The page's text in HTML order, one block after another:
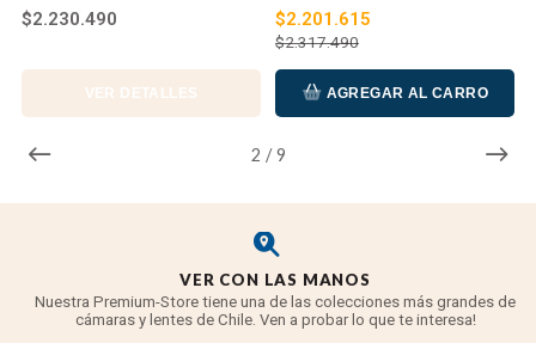
La impresionante apertura máxima f/1.4
disparo con poca luz, lo que lo convierte en un
objetivo ideal para aplicaciones de
astrofotografía.
2 / 9
$2.230.490
VER DETALLES
$2.201.615
$2.317.490
AGREGAR AL CARRO
VER CON LAS MANOS
Nuestra Premium-Store tiene una de las colecciones más grandes de
cámaras y lentes de Chile. Ven a probar lo que te interesa!